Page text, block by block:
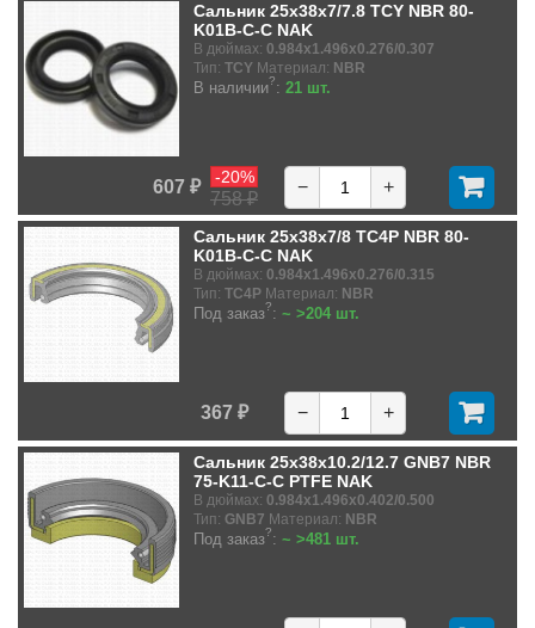
Сальник 25x38x7/7.8 TCY NBR 80-
K01B-C-C NAK
В дюймах: 0.984x1.496x0.276/0.307
Тип: TCY Материал: NBR
В наличии?: 21 шт.
607 ₽
758 ₽
-20% − +
Сальник 25x38x7/8 TC4P NBR 80-
K01B-C-C NAK
В дюймах: 0.984x1.496x0.276/0.315
Тип: TC4P Материал: NBR
Под заказ?: ~ >204 шт.
367 ₽ − +
Сальник 25x38x10.2/12.7 GNB7 NBR
75-K11-C-C PTFE NAK
В дюймах: 0.984x1.496x0.402/0.500
Тип: GNB7 Материал: NBR
Под заказ?: ~ >481 шт.